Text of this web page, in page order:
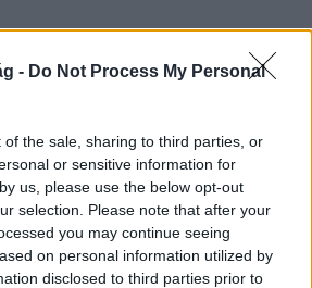
- Do Not Process My Personal
of the sale, sharing to third parties, or
or sensitive information for
us, please use the below opt-out
selection. Please note that after your
you may continue seeing
on personal information utilized by
disclosed to third parties prior to
és értesülj a friss hírekről a
Követem